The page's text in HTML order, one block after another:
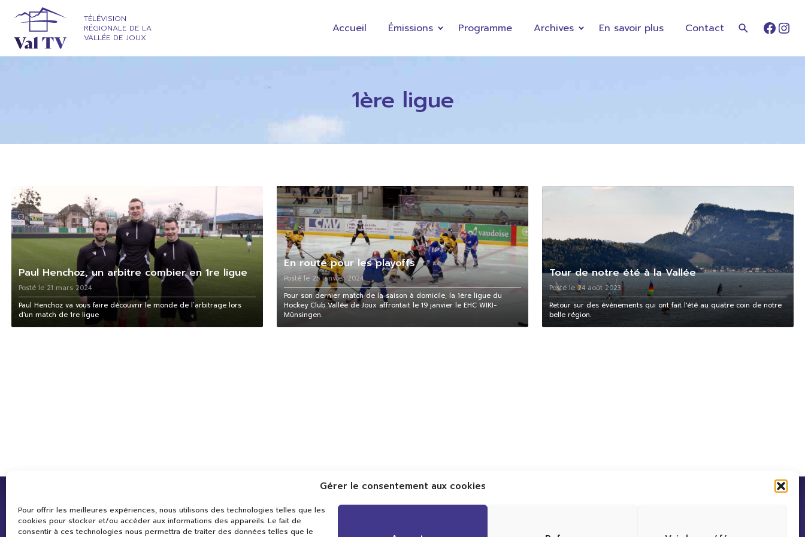
Gérer le consentement aux cookies
Pour offrir les meilleures expériences, nous utilisons des technologies telles que les
cookies pour stocker et/ou accéder aux informations des appareils. Le fait de
consentir à ces technologies nous permettra de traiter des données telles que le
TÉLÉVISION
RÉGIONALE DE LA
VALLÉE DE JOUX
Accueil Émissions Programme Archives En savoir plus Contact
1ère ligue
Paul Henchoz, un arbitre combier en 1re ligue
Posté le 21 mars 2024
Paul Henchoz va vous faire découvrir le monde de l’arbitrage lors
d'un match de 1re ligue
En route pour les playoffs
Posté le 25 janvier 2024
Pour son dernier match de la saison à domicile, la 1ère ligue du
Hockey Club Vallée de Joux affrontait le 19 janvier le EHC WIKI-
Münsingen.
Tour de notre été à la Vallée
Posté le 24 août 2023
Retour sur des événements qui ont fait l'été au quatre coin de notre
belle région.
Val TV